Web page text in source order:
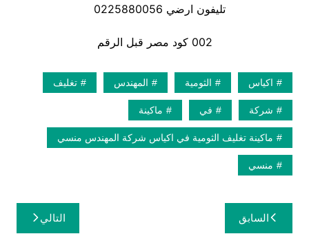
تليفون ارضي 0225880056
002 كود مصر قبل الرقم
اكياس الثومية المهندس تغليف
شركة في ماكينة
ماكينة تغليف الثومية في اكياس شركة المهندس منسي
منسي
تصفّح
المقالات
السابق التالي